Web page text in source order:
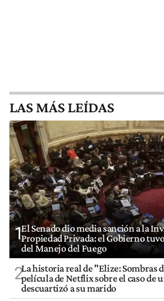
LAS MÁS LEÍDAS
1El Senado dio media sanción a la
Propiedad Privada: el Gobierno
del Manejo del Fuego
2La historia real de "Elize: Sombras
película de Netflix sobre el caso de
descuartizó a su marido